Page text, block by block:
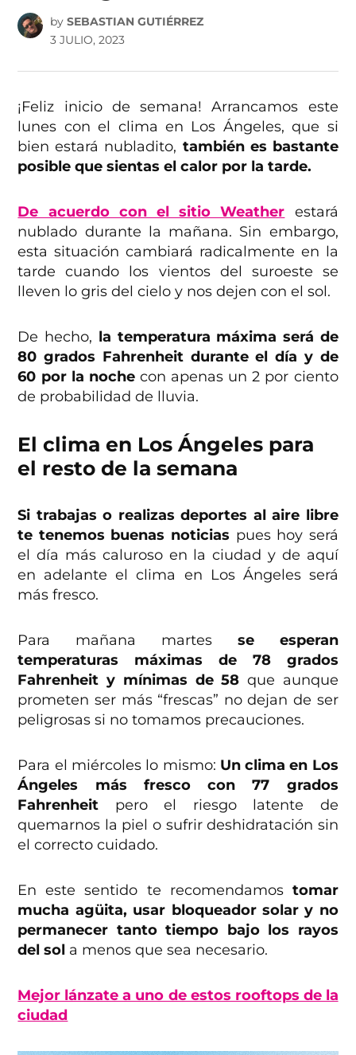
by SEBASTIAN GUTIÉRREZ
3 JULIO, 2023
¡Feliz inicio de semana! Arrancamos este
lunes con el clima en Los Ángeles, que si
bien estará nubladito, también es bastante
posible que sientas el calor por la tarde.
De acuerdo con el sitio Weather estará
nublado durante la mañana. Sin embargo,
esta situación cambiará radicalmente en la
tarde cuando los vientos del suroeste se
lleven lo gris del cielo y nos dejen con el sol.
De hecho, la temperatura máxima será de
80 grados Fahrenheit durante el día y de
60 por la nochecon apenas un 2 por ciento
de probabilidad de lluvia.
El clima en Los Ángeles para
el resto de la semana
Si trabajas o realizas deportes al aire libre
te tenemos buenas noticias pues hoy será
el día más caluroso en la ciudad y de aquí
en adelante el clima en Los Ángeles será
más fresco.
Para mañana martes se esperan
temperaturas máximas de 78 grados
Fahrenheit y mínimas de 58 que aunque
prometen ser más “frescas” no dejan de ser
peligrosas si no tomamos precauciones.
Para el miércoles lo mismo: Un clima en Los
Ángeles más fresco con 77 grados
Fahrenheit pero el riesgo latente de
quemarnos la piel o sufrir deshidratación sin
el correcto cuidado.
En este sentido te recomendamos tomar
mucha agüita, usar bloqueador solar y no
permanecer tanto tiempo bajo los rayos
del sol a menos que sea necesario.
Mejor lánzate a uno de estos rooftops de la
ciudad